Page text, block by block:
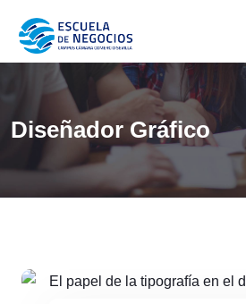
Diseñador Gráfico